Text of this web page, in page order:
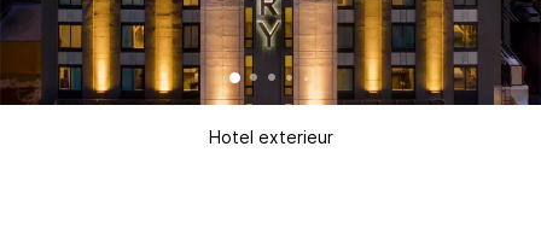
Hotel exterieur